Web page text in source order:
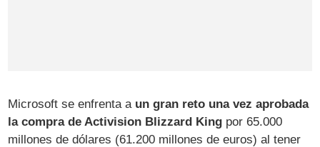
Microsoft se enfrenta a un gran reto una vez aprobada
la compra de Activision Blizzard King por 65.000
millones de dólares (61.200 millones de euros) al tener